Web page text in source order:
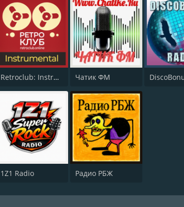
Retroclub: Instrumental Чатик ФМ
1Z1 Radio Радио РБЖ